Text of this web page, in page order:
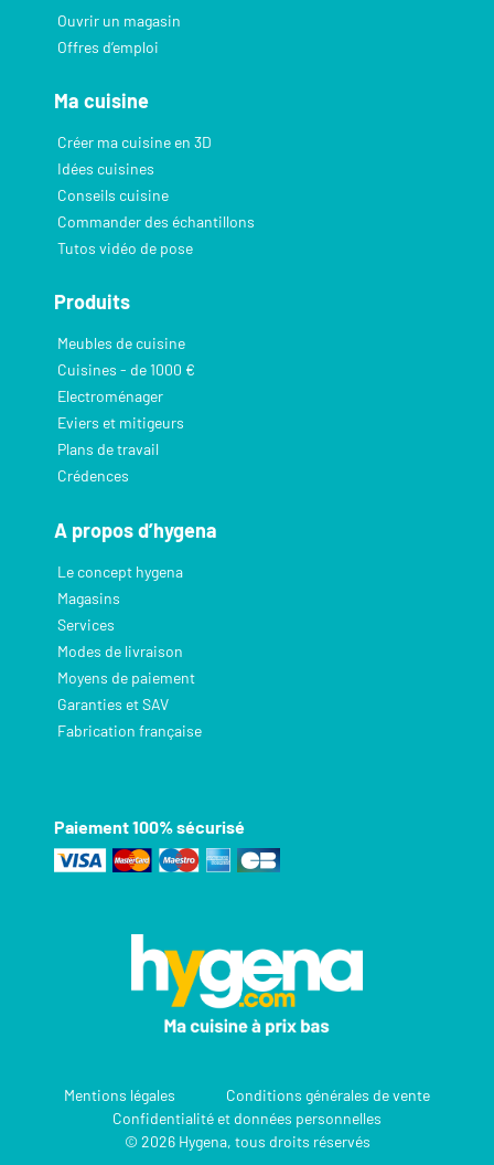
Ouvrir un magasin
Offres d’emploi
Ma cuisine
Créer ma cuisine en 3D
Idées cuisines
Conseils cuisine
Commander des échantillons
Tutos vidéo de pose
Produits
Meubles de cuisine
Cuisines - de 1000 €
Electroménager
Eviers et mitigeurs
Plans de travail
Crédences
A propos d’hygena
Le concept hygena
Magasins
Services
Modes de livraison
Moyens de paiement
Garanties et SAV
Fabrication française
Paiement 100% sécurisé
Mentions légales
Conditions générales de vente
Confidentialité et données personnelles
© 2026 Hygena, tous droits réservés